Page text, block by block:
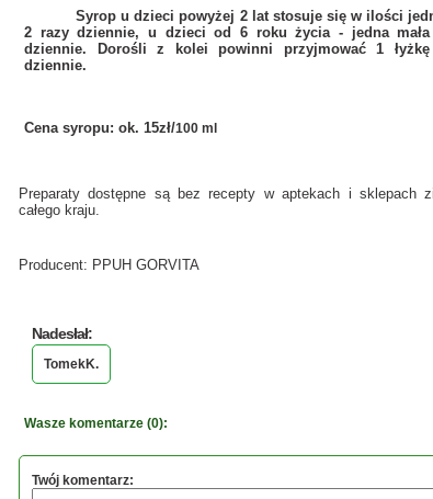
Syropu dzieci powyżej 2 lat stosuje się w ilości
2 razy dziennie, u dzieci od 6 roku życia - jedna mała
dziennie. Dorośli z kolei powinni przyjmować 1 łyżkę
dziennie.
Cena syropu: ok. 15zł/100 ml
Preparaty dostępne są bez recepty w aptekach i sklepach
całego kraju.
Producent: PPUH GORVITA
Nadesłał:
TomekK.
Wasze komentarze (0):
Twój komentarz: